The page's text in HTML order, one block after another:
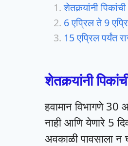
शेतकर्‍यांनी
6 एप्रिल ते 9
15 एप्रिल पर्यंत
शेतकर्‍यांनी
हवामान विभागणे 30
नाही आणि येणारे 5
अवकाळी पावसाला न